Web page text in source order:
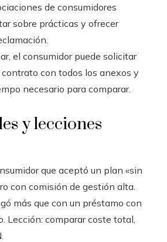
de consumidores
sobre prácticas y ofrecer
el consumidor puede solicitar
con todos los anexos y
necesario para comparar.
y lecciones
que aceptó un plan «sin
con comisión de gestión alta.
más que con un préstamo con
Lección: comparar coste total,